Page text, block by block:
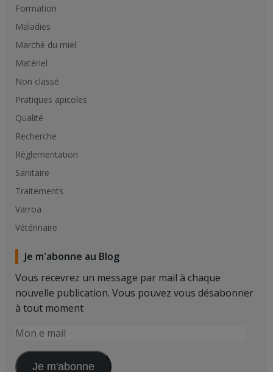
Formation
Maladies
Marché du miel
Matériel
Non classé
Pratiques apicoles
Qualité
Recherche
Règlementation
Sanitaire
Traitements
Varroa
Vétérinaire
Je m'abonne au Blog
Vous recevrez un message par mail à chaque
nouvelle publication. Vous pouvez vous désabonner
à tout moment
Mon
mail Je m'abonne